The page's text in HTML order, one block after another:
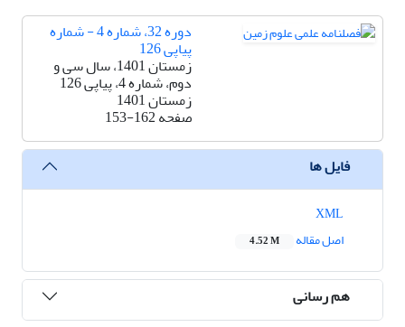
دوره 32، شماره 4 - شماره
پیاپی 126
زمستان 1401، سال سی و
دوم، شماره 4، پیاپی 126
زمستان 1401
صفحه153-162
فایل ها
اصل مقاله
4.52 M
هم رسانی